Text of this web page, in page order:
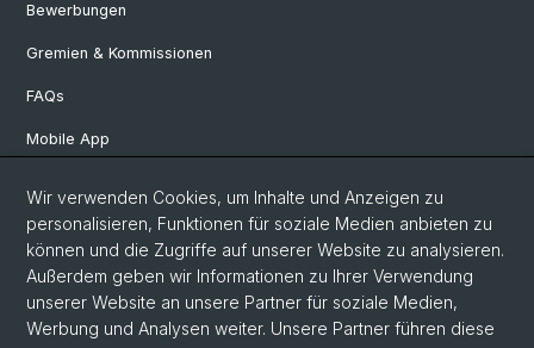
Bewerbungen
Gremien & Kommissionen
FAQs
Mobile App
Departement Geschichte
Departement Gesellschaftswissenschaften
Departement Künste, Medien, Philosophie
Wir verwenden Cookies, um Inhalte und Anzeigen zu
personalisieren, Funktionen für soziale Medien anbieten zu
können und die Zugriffe auf unserer Website zu analysieren.
Außerdem geben wir Informationen zu Ihrer Verwendung
unserer Website an unsere Partner für soziale Medien,
Werbung und Analysen weiter. Unsere Partner führen diese